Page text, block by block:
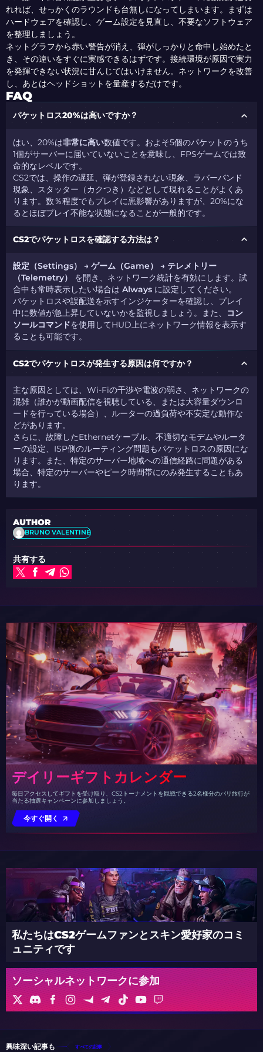
れれば、せっかくのラウンドも台無しになってしまいます。まずは
ハードウェアを確認し、ゲーム設定を見直し、不要なソフトウェア
を整理しましょう。
ネットグラフから赤い警告が消え、弾がしっかりと命中し始めたと
き、その違いをすぐに実感できるはずです。接続環境が原因で実力
を発揮できない状況に甘んじてはいけません。ネットワークを改善
し、あとはヘッドショットを量産するだけです。
FAQ
パケットロス20%は高いですか？
はい、20%は非常に高い数値です。およそ5個のパケットのうち
1個がサーバーに届いていないことを意味し、FPSゲームでは致
命的なレベルです。
CS2では、操作の遅延、弾が登録されない現象、ラバーバンド
現象、スタッター（カクつき）などとして現れることがよくあ
ります。数％程度でもプレイに悪影響がありますが、20%にな
るとほぼプレイ不能な状態になることが一般的です。
CS2でパケットロスを確認する方法は？
設定（Settings） → ゲーム（Game） → テレメトリー
（Telemetry）
を開き、ネットワーク統計を有効にします。試
合中も常時表示したい場合はAlways に設定してください。
パケットロスや誤配送を示すインジケーターを確認し、プレイ
中に数値が急上昇していないかを監視しましょう。また、 コン
ソールコマンドを使用してHUD上にネットワーク情報を表示す
ることも可能です。
CS2でパケットロスが発生する原因は何ですか？
主な原因としては、Wi-Fiの干渉や電波の弱さ、ネットワークの
混雑（誰かが動画配信を視聴している、または大容量ダウンロ
ードを行っている場合）、ルーターの過負荷や不安定な動作な
どがあります。
さらに、故障したEthernetケーブル、不適切なモデムやルータ
ーの設定、ISP側のルーティング問題もパケットロスの原因にな
ります。また、特定のサーバー地域への通信経路に問題がある
場合、特定のサーバーやピーク時間帯にのみ発生することもあ
ります。
AUTHOR
BRUNO VALENTINE
共有する
デイリーギフトカレンダー
毎日アクセスしてギフトを受け取り、CS2トーナメントを観戦できる2名様分のパリ旅行が
当たる抽選キャンペーンに参加しましょう。
今すぐ開く
私たちはCS2ゲームファンとスキン愛好家のコミ
ュニティです
ソーシャルネットワークに参加
興味深い記事も すべての記事